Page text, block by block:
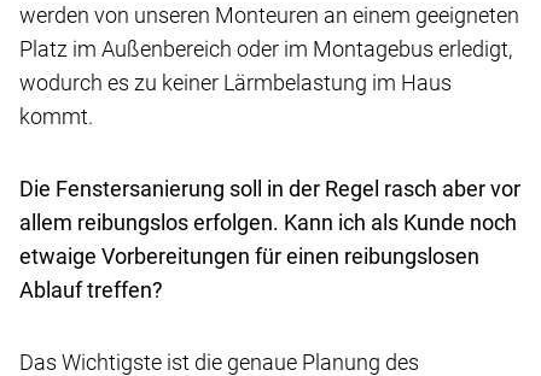
werden von unseren Monteuren an einem geeigneten
Platz im Außenbereich oder im Montagebus erledigt,
wodurch es zu keiner Lärmbelastung im Haus
kommt.
Die Fenstersanierung soll in der Regel rasch aber vor
allem reibungslos erfolgen. Kann ich als Kunde noch
etwaige Vorbereitungen für einen reibungslosen
Ablauf treffen?
Das Wichtigste ist die genaue Planung des